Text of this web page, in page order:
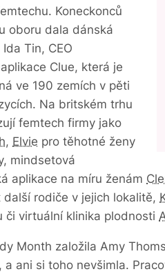
Koneckonců
oboru dala dánská
Tin, CEO
Clue, která je
ve 190 zemích v pěti
Na britském trhu
femtech firmy jako
, Elvie pro těhotné ženy
mindsetová
aplikace na míru ženám
další rodiče v jejich lokalitě,
či virtuální klinika plodnosti
Month založila Amy
a ani si toho nevšimla.